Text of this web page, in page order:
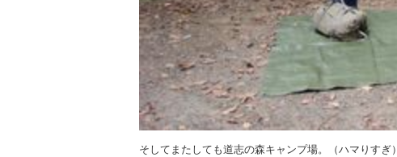
そしてまたしても道志の森キャンプ場。（ハマりすぎ）